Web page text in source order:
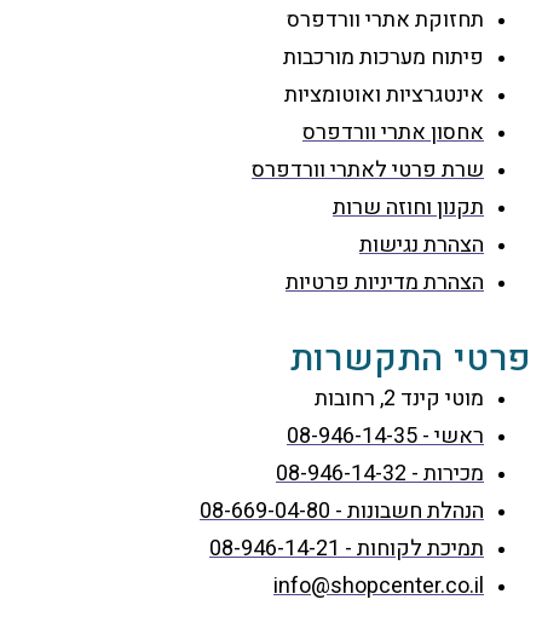
תחזוקת אתרי וורדפרס
פיתוח מערכות מורכבות
אינטגרציות ואוטומציות
אחסון אתרי וורדפרס
שרת פרטי לאתרי וורדפרס
תקנון וחוזה שרות
הצהרת נגישות
הצהרת מדיניות פרטיות
פרטי התקשרות
מוטי קינד 2, רחובות
ראשי - 08-946-14-35
מכירות - 08-946-14-32
הנהלת חשבונות - 08-669-04-80
תמיכת לקוחות - 08-946-14-21
info@shopcenter.co.il